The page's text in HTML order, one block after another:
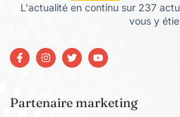
L'actualité en continu sur 237
vous y
Partenaire marketing